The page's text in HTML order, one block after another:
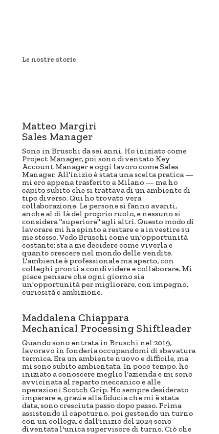
Le nostre storie
Matteo Margiri
Sales Manager
Sono in Bruschi da sei anni. Ho iniziato come
Project Manager, poi sono diventato Key
Account Manager e oggi lavoro come Sales
Manager. All'inizio è stata una scelta pratica —
mi ero appena trasferito a Milano — ma ho
capito subito che si trattava di un ambiente di
tipo diverso. Qui ho trovato vera
collaborazione. Le persone si fanno avanti,
anche al di là del proprio ruolo, e nessuno si
considera "superiore" agli altri. Questo modo di
lavorare mi ha spinto a restare e a investire su
me stesso. Vedo Bruschi come un'opportunità
costante: sta a me decidere come viverla e
quanto crescere nel mondo delle vendite.
L'ambiente è professionale ma aperto, con
colleghi pronti a condividere e collaborare. Mi
piace pensare che ogni giorno sia
un'opportunità per migliorare, con impegno,
curiosità e ambizione.
Maddalena Chiappara
Mechanical Processing Shiftleader
Quando sono entrata in Bruschi nel 2019,
lavoravo in fonderia occupandomi di sbavatura
termica. Era un ambiente nuovo e difficile, ma
mi sono subito ambientata. In poco tempo, ho
iniziato a conoscere meglio l'azienda e mi sono
avvicinata al reparto meccanico e alle
operazioni Scotch Grip. Ho sempre desiderato
imparare e, grazie alla fiducia che mi è stata
data, sono cresciuta passo dopo passo. Prima
assistendo il capoturno, poi gestendo un turno
con un collega, e dall'inizio del 2024 sono
diventata l'unica supervisore di turno. Ciò che